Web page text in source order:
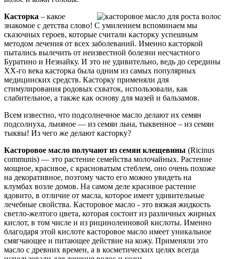
Касторка – какое
знакомое с детства слово! С умилением вспоминаем мы
сказочных героев, которые считали касторку успешным
методом лечения от всех заболеваний. Именно касторкой
пытались вылечить от неизвестной болезни несчастного
Буратино и Незнайку. И это не удивительно, ведь до середины
XX-го века касторка была одним из самых популярных
медицинских средств. Касторку применяли для
стимулирования родовых схваток, использовали, как
слабительное, а также как основу для мазей и бальзамов.
Всем известно, что подсолнечное масло делают их семян
подсолнуха, льняное — из семян льна, тыквенное – из семян
тыквы! Из чего же делают касторку?
Касторовое масло получают из семян клещевины (Ricinus
communis) — это растение семейства молочайных. Растение
мощное, красивое, с красноватым стеблем, оно очень похоже
на декоративное, поэтому часто его можно увидеть на
клумбах возле домов. На самом деле красивое растение
ядовито, в отличие от масла, которое имеет удивительные
лечебные свойства. Касторовое масло - это вязкая жидкость
светло-желтого цвета, которая состоит из различных жирных
кислот, в том числе и из рицинолеиновой кислоты. Именно
благодаря этой кислоте касторовое масло имеет уникальное
смягчающее и питающее действие на кожу. Применяли это
масло с древних времен, а в косметических целях всегда